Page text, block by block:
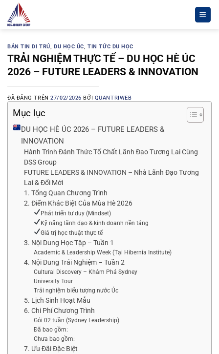
Chuyển
đến
dungBẢN TIN DI TRÚ, DU HỌC ÚC,TIN TỨC DU HỌC
TRẢI NGHIỆM THỰC TẾ – DU HỌC HÈ ÚC
2026 – FUTURE LEADERS & INNOVATION
ĐÃ ĐĂNG TRÊN27/02/2026 BỞI QUANTRIWEB
Mục lục
DU HỌC HÈ ÚC 2026 – FUTURE LEADERS &
INNOVATION
Hành Trình Đánh Thức Tố Chất Lãnh Đạo Tương Lai Cùng
DSS Group
FUTURE LEADERS & INNOVATION – Nhà Lãnh Đạo Tương
Lai & Đổi Mới
1. Tổng Quan Chương Trình
2. Điểm Khác Biệt Của Mùa Hè 2026
Phát triển tư duy (Mindset)
Kỹ năng lãnh đạo & kinh doanh nền tảng
Giá trị học thuật thực tế
3. Nội Dung Học Tập – Tuần 1
Academic & Leadership Week (Tại Hibernia Institute)
4. Nội Dung Trải Nghiệm – Tuần 2
Cultural Discovery – Khám Phá Sydney
University Tour
Trải nghiệm biểu tượng nước Úc
5. Lịch Sinh Hoạt Mẫu
6. Chi Phí Chương Trình
Gói 02 tuần (Sydney Leadership)
Đã bao gồm:
Chưa bao gồm:
7. Ưu Đãi Đặc Biệt